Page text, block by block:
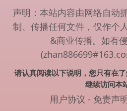
声明：本站内容由网络自动
制、传播任何文件，仅作个
&商业传播。如有
请认真阅读以下说明，您只有在
继续访问本
用户协议 - 免责声